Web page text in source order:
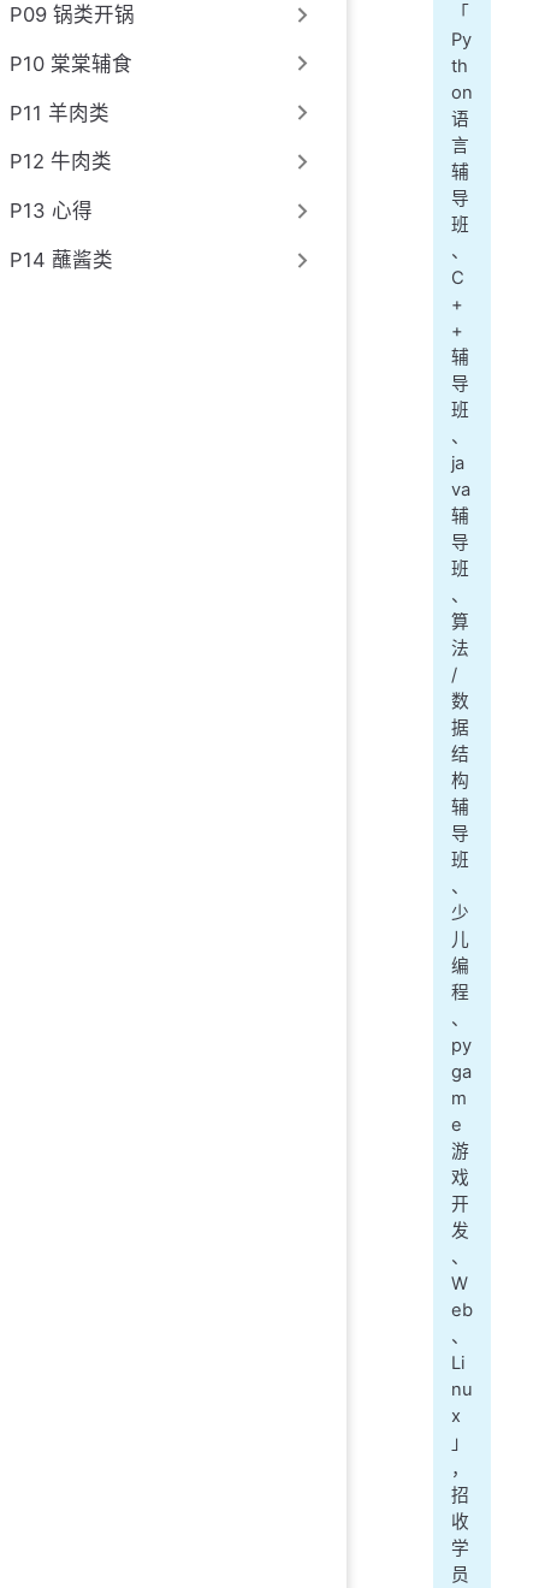
P09 锅类开锅
P10 棠棠辅食
P11 羊肉类
P12 牛肉类
P13 心得
P14 蘸酱类
「
Py
th
on
语
言
辅
导
班
、
C
+
+
辅
导
班
、
ja
va
辅
导
班
、
算
法
/
数
据
结
构
辅
导
班
、
少
儿
编
程
、
py
ga
m
e
游
戏
开
发
、
W
eb
、
Li
nu
x
」
，
招
收
学
员